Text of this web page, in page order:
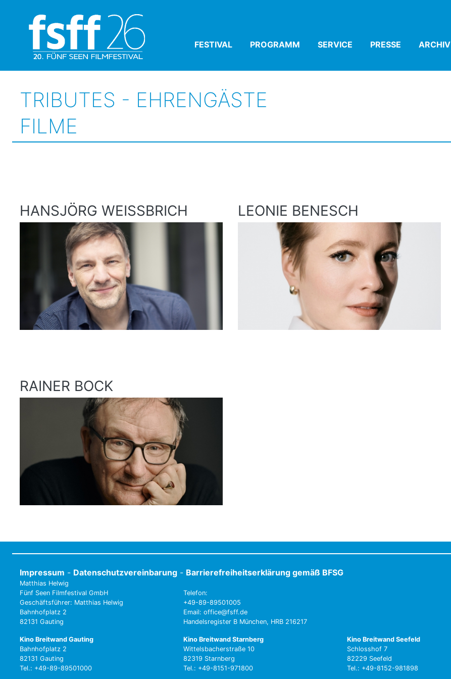
FESTIVAL(CURRENT)
PROGRAMM (CURRENT)
SERVICE (CURRENT)
PRESSE (CURRENT)
ARCHIV
TRIBUTES - EHRENGÄSTE
FILME
HANSJÖRG WEISSBRICH LEONIE BENESCH
RAINER BOCK
Impressum - Datenschutzvereinbarung - Barrierefreiheitserklärung gemäß BFSG
Matthias Helwig
Fünf Seen Filmfestival GmbH
Geschäftsführer: Matthias Helwig
Bahnhofplatz 2
82131 Gauting
Telefon:
+49-89-89501005
Email: office@fsff.de
Handelsregister B München, HRB 216217
Kino Breitwand Gauting
Bahnhofplatz 2
82131 Gauting
Tel.: +49-89-89501000
Kino Breitwand Starnberg
Wittelsbacherstraße 10
82319 Starnberg
Tel.: +49-8151-971800
Kino Breitwand Seefeld
Schlosshof 7
82229 Seefeld
Tel.: +49-8152-981898